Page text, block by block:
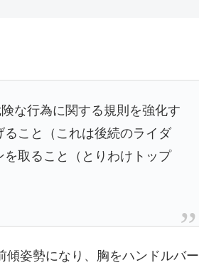
な行為に関する規則を強化す
こと（これは後続のライダ
取ること（とりわけトップ
傾姿勢になり、胸をハンドルバー